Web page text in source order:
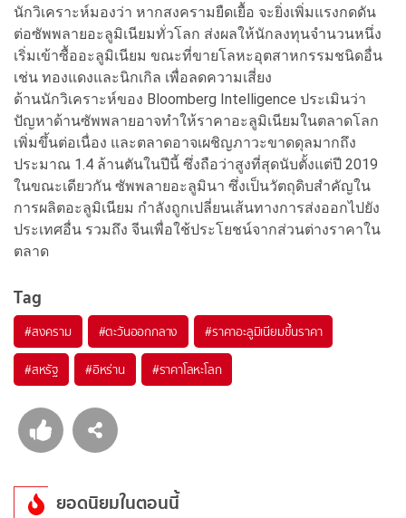
นักวิเคราะห์มองว่า หากสงครามยืดเยื้อ จะยิ่งเพิ่มแรงกดดัน
ต่อซัพพลายอะลูมิเนียมทั่วโลก ส่งผลให้นักลงทุนจำนวนหนึ่ง
เริ่มเข้าซื้ออะลูมิเนียม ขณะที่ขายโลหะอุตสาหกรรมชนิดอื่น
เช่น ทองแดงและนิกเกิล เพื่อลดความเสี่ยง
ด้านนักวิเคราะห์ของ Bloomberg Intelligence ประเมินว่า
ปัญหาด้านซัพพลายอาจทำให้ราคาอะลูมิเนียมในตลาดโลก
เพิ่มขึ้นต่อเนื่อง และตลาดอาจเผชิญภาวะขาดดุลมากถึง
ประมาณ 1.4 ล้านตันในปีนี้ ซึ่งถือว่าสูงที่สุดนับตั้งแต่ปี 2019
ในขณะเดียวกัน ซัพพลายอะลูมินา ซึ่งเป็นวัตถุดิบสำคัญใน
การผลิตอะลูมิเนียม กำลังถูกเปลี่ยนเส้นทางการส่งออกไปยัง
ประเทศอื่น รวมถึง จีนเพื่อใช้ประโยชน์จากส่วนต่างราคาใน
ตลาด
Tag
#สงคราม #ตะวันออกกลาง #ราคาอะลูมิเนียมขึ้นราคา
#สหรัฐ #อิหร่าน #ราคาโลหะโลก
ยอดนิยมในตอนนี้